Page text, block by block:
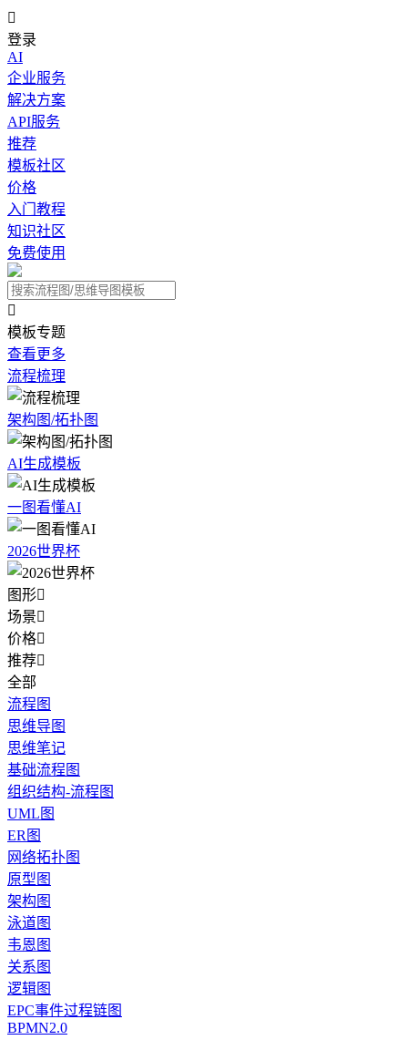

登录
AI
企业服务
解决方案
API服务
推荐
模板社区
价格
入门教程
知识社区
免费使用

模板专题
查看更多
流程梳理
架构图/拓扑图
AI生成模板
一图看懂AI
2026世界杯
图形
场景
价格
推荐
全部
流程图
思维导图
思维笔记
基础流程图
组织结构-流程图
UML图
ER图
网络拓扑图
原型图
架构图
泳道图
韦恩图
关系图
逻辑图
EPC事件过程链图
BPMN2.0